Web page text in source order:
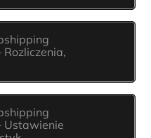
Ustawienie